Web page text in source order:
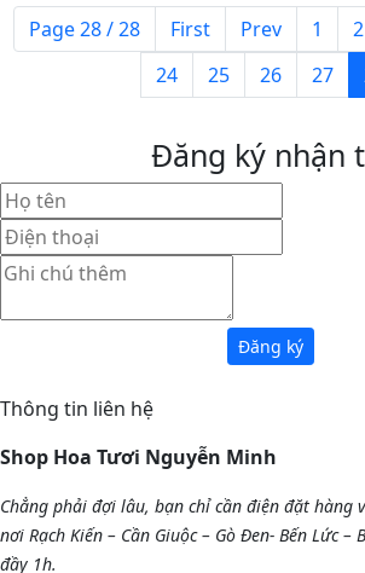
Page 28 / 28 First Prev 1 2
24
25 26 27
Đăng ký nhận
Thông tin liên hệ
Shop Hoa Tươi Nguyễn Minh
Chẳng phải đợi lâu, bạn chỉ cần điện đặt hàng
nơi Rạch Kiến – Cần Giuộc – Gò Đen- Bến Lức
đầy 1h.